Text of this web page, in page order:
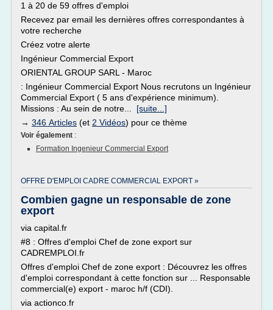
1 à 20 de 59 offres d'emploi
Recevez par email les dernières offres correspondantes à
votre recherche
Créez votre alerte
Ingénieur Commercial Export
ORIENTAL GROUP SARL - Maroc
: Ingénieur Commercial Export Nous recrutons un Ingénieur
Commercial Export ( 5 ans d'expérience minimum).
Missions : Au sein de notre... [suite...]
→ 346 Articles (et 2 Vidéos) pour ce thème
Voir également :
Formation Ingenieur Commercial Export
OFFRE D'EMPLOI CADRE COMMERCIAL EXPORT »
Combien gagne un responsable de zone
export
via capital.fr
#8 : Offres d'emploi Chef de zone export sur
CADREMPLOI.fr
Offres d'emploi Chef de zone export : Découvrez les offres
d'emploi correspondant à cette fonction sur ... Responsable
commercial(e) export - maroc h/f (CDI).
via actionco.fr